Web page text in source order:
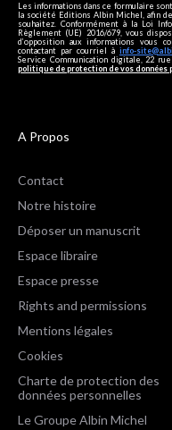
Les informations dans ce formulaire
la société Editions Albin Michel, afin
souhaitez. Conformément à la Loi
Règlement (UE) 2016/679, vous
d’opposition aux informations vous
contactant par courriel à info-
Service Communication digitale, 22 rue
politique de protection de vos données
A Propos
Contact
Notre histoire
Déposer un manuscrit
Espace libraire
Espace presse
Rights and permissions
Mentions légales
Cookies
Charte de protection des
données personnelles
Le Groupe Albin Michel